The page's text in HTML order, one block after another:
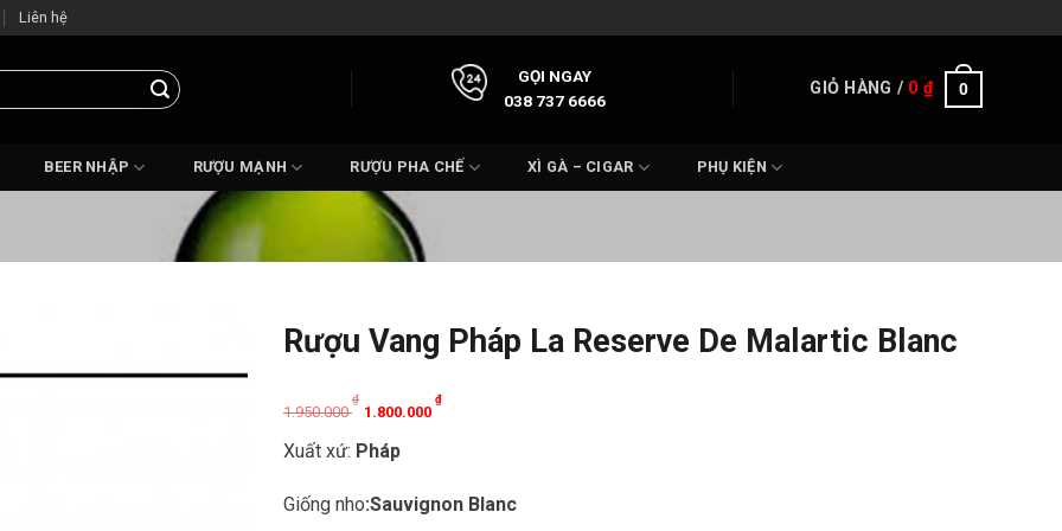
Liên hệ
GỌI NGAY
038 737 6666
GIỎ HÀNG / 0₫ 0
BEER NHẬP RƯỢU MẠNH RƯỢU PHA CHẾ XÌ GÀ – CIGAR PHỤ KIỆN
Rượu Vang Pháp La Reserve De Malartic Blanc
1.950.000
₫
Original
price
was:
1.950.000 ₫.
1.800.000
₫
Current
price
is:
1.800.000 ₫.
Xuất xứ: Pháp
Giống nho:Sauvignon Blanc